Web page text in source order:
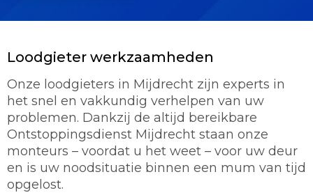
Loodgieter werkzaamheden
Onze loodgieters in Mijdrecht zijn experts in
het snel en vakkundig verhelpen van uw
problemen. Dankzij de altijd bereikbare
Ontstoppingsdienst Mijdrecht staan onze
monteurs – voordat u het weet – voor uw deur
en is uw noodsituatie binnen een mum van tijd
opgelost.